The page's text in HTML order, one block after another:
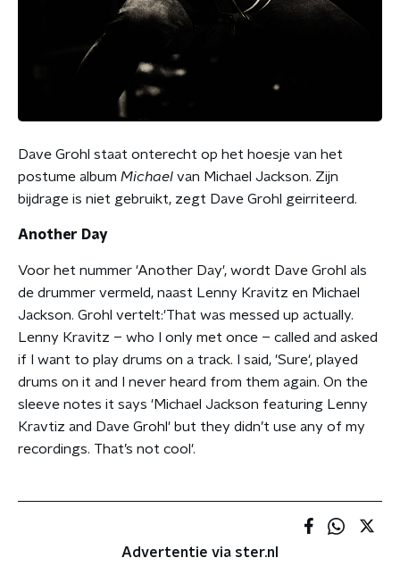
Dave Grohl staat onterecht op het hoesje van het
postume album Michael van Michael Jackson. Zijn
bijdrage is niet gebruikt, zegt Dave Grohl geirriteerd.
Another Day
Voor het nummer 'Another Day', wordt Dave Grohl als
de drummer vermeld, naast Lenny Kravitz en Michael
Jackson. Grohl vertelt:'That was messed up actually.
Lenny Kravitz – who I only met once – called and asked
if I want to play drums on a track. I said, 'Sure', played
drums on it and I never heard from them again. On the
sleeve notes it says 'Michael Jackson featuring Lenny
Kravtiz and Dave Grohl' but they didn’t use any of my
recordings. That’s not cool'.
Advertentie via ster.nl